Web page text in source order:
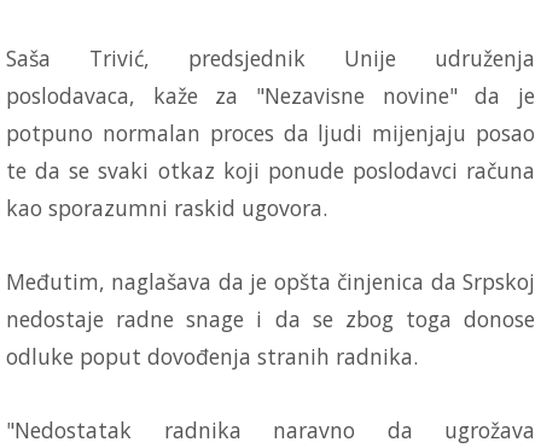
Saša Trivić, predsjednik Unije udruženja
poslodavaca, kaže za "Nezavisne novine" da je
potpuno normalan proces da ljudi mijenjaju posao
te da se svaki otkaz koji ponude poslodavci računa
kao sporazumni raskid ugovora.
Međutim, naglašava da je opšta činjenica da Srpskoj
nedostaje radne snage i da se zbog toga donose
odluke poput dovođenja stranih radnika.
"Nedostatak radnika naravno da ugrožava